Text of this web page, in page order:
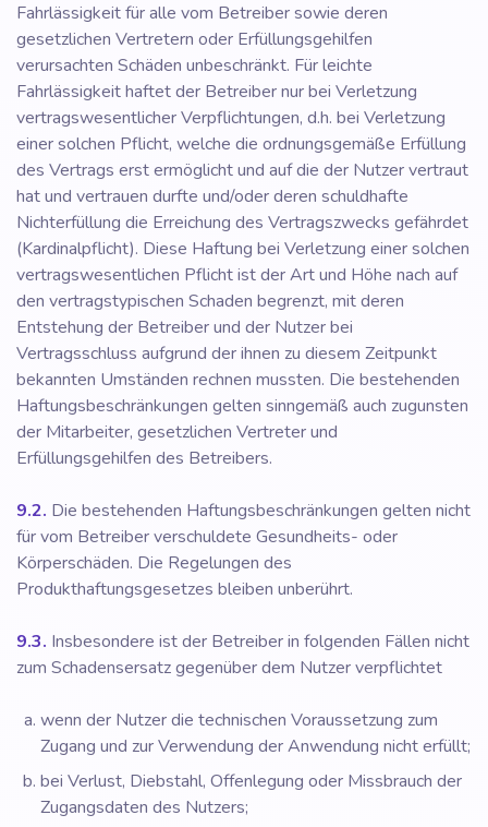
Fahrlässigkeit für alle vom Betreiber sowie deren
gesetzlichen Vertretern oder Erfüllungsgehilfen
verursachten Schäden unbeschränkt. Für leichte
Fahrlässigkeit haftet der Betreiber nur bei Verletzung
vertragswesentlicher Verpflichtungen, d.h. bei Verletzung
einer solchen Pflicht, welche die ordnungsgemäße Erfüllung
des Vertrags erst ermöglicht und auf die der Nutzer vertraut
hat und vertrauen durfte und/oder deren schuldhafte
Nichterfüllung die Erreichung des Vertragszwecks gefährdet
(Kardinalpflicht). Diese Haftung bei Verletzung einer solchen
vertragswesentlichen Pflicht ist der Art und Höhe nach auf
den vertragstypischen Schaden begrenzt, mit deren
Entstehung der Betreiber und der Nutzer bei
Vertragsschluss aufgrund der ihnen zu diesem Zeitpunkt
bekannten Umständen rechnen mussten. Die bestehenden
Haftungsbeschränkungen gelten sinngemäß auch zugunsten
der Mitarbeiter, gesetzlichen Vertreter und
Erfüllungsgehilfen des Betreibers.
9.2. Die bestehenden Haftungsbeschränkungen gelten nicht
für vom Betreiber verschuldete Gesundheits- oder
Körperschäden. Die Regelungen des
Produkthaftungsgesetzes bleiben unberührt.
9.3. Insbesondere ist der Betreiber in folgenden Fällen nicht
zum Schadensersatz gegenüber dem Nutzer verpflichtet
wenn der Nutzer die technischen Voraussetzung zum
Zugang und zur Verwendung der Anwendung nicht erfüllt;
bei Verlust, Diebstahl, Offenlegung oder Missbrauch der
Zugangsdaten des Nutzers;